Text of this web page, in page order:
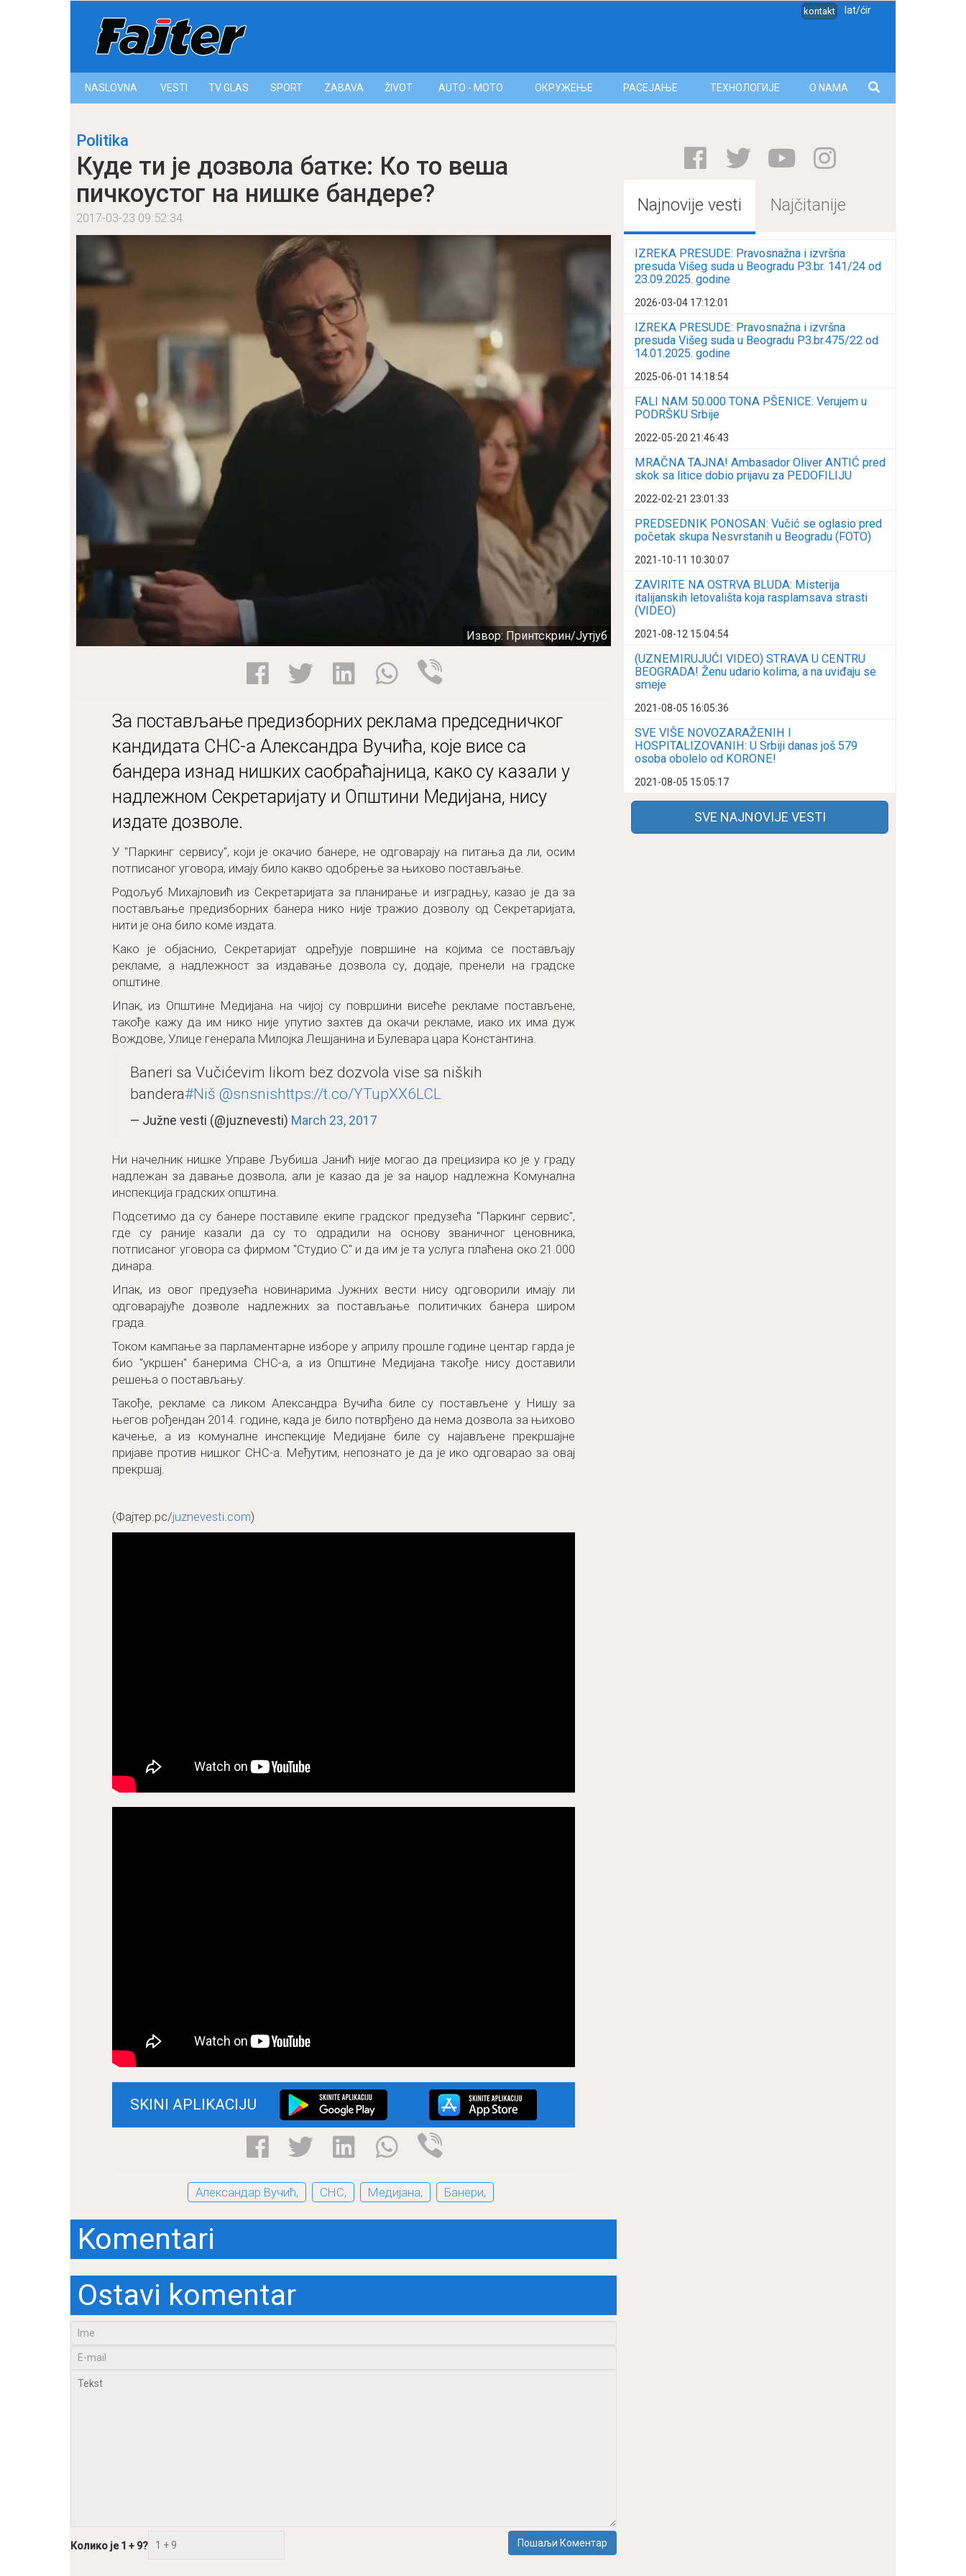
kontakt lat/ćir
NASLOVNA VESTI ТV GLAS SPORT ZABAVA ŽIVOT AUTO - MOTO ОКРУЖЕЊЕ РАСЕЈАЊЕ ТЕХНОЛОГИЈЕ O NAMA
Politika
Куде ти је дозвола батке: Ко то веша
пичкоустог на нишке бандере?
2017-03-23 09:52:34
Извор: Принтскрин/Јутјуб
За постављање предизборних реклама председничког
кандидата СНС-а Александра Вучића, које висе са
бандера изнад нишких саобраћајница, како су казали у
надлежном Секретаријату и Општини Медијана, нису
издате дозволе.
У "Паркинг сервису", који је окачио банере, не одговарају на питања да ли, осим
потписаног уговора, имају било какво одобрење за њихово постављање.
Родољуб Михајловић из Секретаријата за планирање и изградњу, казао је да за
постављање предизборних банера нико није тражио дозволу од Секретаријата,
нити је она било коме издата.
Како је објаснио, Секретаријат одређује површине на којима се постављају
рекламе, а надлежност за издавање дозвола су, додаје, пренели на градске
општине.
Ипак, из Општине Медијана на чијој су површини висеће рекламе постављене,
такође кажу да им нико није упутио захтев да окачи рекламе, иако их има дуж
Вождове, Улице генерала Милојка Лешјанина и Булевара цара Константина.
Baneri sa Vučićevim likom bez dozvola vise sa niških
bandera#Niš @snsnishttps://t.co/YTupXX6LCL
— Južne vesti (@juznevesti) March 23, 2017
Ни начелник нишке Управе Љубиша Јанић није могао да прецизира ко је у граду
надлежан за давање дозвола, али је казао да је за наџор надлежна Комунална
инспекција градских општина.
Подсетимо да су банере поставиле екипе градског предузећа "Паркинг сервис",
где су раније казали да су то одрадили на основу званичног ценовника,
потписаног уговора са фирмом "Студио С" и да им је та услуга плаћена око 21.000
динара.
Ипак, из овог предузећа новинарима Јужних вести нису одговорили имају ли
одговарајуће дозволе надлежних за постављање политичких банера широм
града.
Током кампање за парламентарне изборе у априлу прошле године центар гарда је
био "укршен" банерима СНС-а, а из Општине Медијана такође нису доставили
решења о постављању.
Такође, рекламе са ликом Александра Вучића биле су постављене у Нишу за
његов рођендан 2014. године, када је било потврђено да нема дозвола за њихово
качење, а из комуналне инспекције Медијане биле су најављене прекршајне
пријаве против нишког СНС-а. Међутим, непознато је да је ико одговарао за овај
прекршај.
(Фајтер.рс/juznevesti.com)
SKINI APLIKACIJU
Александар Вучић, СНС, Медијана, Банери,
Komentari
Ostavi komentar
Колико је 1 + 9? Пошаљи Коментар
Najnovije vesti Najčitanije
IZREKA PRESUDE: Pravosnažna i izvršna
presuda Višeg suda u Beogradu P3.br. 141/24 od
23.09.2025. godine
2026-03-04 17:12:01
IZREKA PRESUDE: Pravosnažna i izvršna
presuda Višeg suda u Beogradu P3.br.475/22 od
14.01.2025. godine
2025-06-01 14:18:54
FALI NAM 50.000 TONA PŠENICE: Verujem u
PODRŠKU Srbije
2022-05-20 21:46:43
MRAČNA TAJNA! Ambasador Oliver ANTIĆ pred
skok sa litice dobio prijavu za PEDOFILIJU
2022-02-21 23:01:33
PREDSEDNIK PONOSAN: Vučić se oglasio pred
početak skupa Nesvrstanih u Beogradu (FOTO)
2021-10-11 10:30:07
ZAVIRITE NA OSTRVA BLUDA: Misterija
italijanskih letovališta koja rasplamsava strasti
(VIDEO)
2021-08-12 15:04:54
(UZNEMIRUJUĆI VIDEO) STRAVA U CENTRU
BEOGRADA! Ženu udario kolima, a na uviđaju se
smeje
2021-08-05 16:05:36
SVE VIŠE NOVOZARAŽENIH I
HOSPITALIZOVANIH: U Srbiji danas još 579
osoba obolelo od KORONE!
2021-08-05 15:05:17
SVE NAJNOVIJE VESTI